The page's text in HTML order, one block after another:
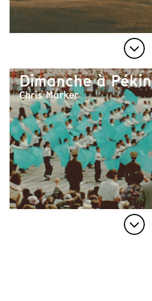
Dimanche à Pékin
Chris Marker